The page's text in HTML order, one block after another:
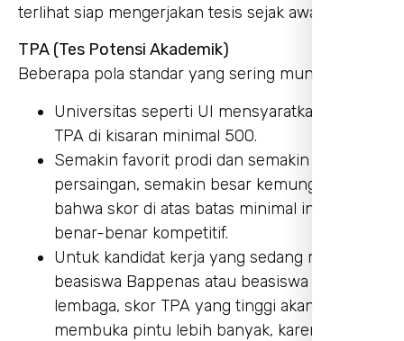
terlihat siap mengerjakan tesis sejak awal.
TPA (Tes Potensi Akademik)
Beberapa pola standar yang sering muncul:
Universitas seperti UI mensyaratkan skor
TPA di kisaran minimal 500.
Semakin favorit prodi dan semakin tinggi
persaingan, semakin besar kemungkinan
bahwa skor di atas batas minimal inilah yang
benar-benar kompetitif.
Untuk kandidat kerja yang sedang membidik
beasiswa Bappenas atau beasiswa internal
lembaga, skor TPA yang tinggi akan
membuka pintu lebih banyak, karena